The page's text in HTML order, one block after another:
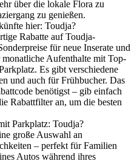
über die lokale Flora zu
zu genießen.
hier: Toudja?
Rabatte auf Toudja-
für neue Inserate und
Aufenthalte mit Top-
Es gibt verschiedene
und auch für Frühbucher. Das
benötigst – gib einfach
Rabattfilter an, um die besten
Parkplatz: Toudja?
große Auswahl an
– perfekt für Familien
Autos während ihres